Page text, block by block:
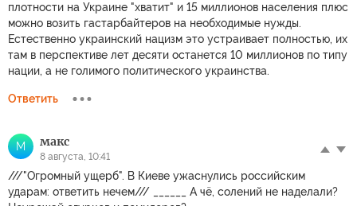
плотности на Украине "хватит" и 15 миллионов населения плюс
можно возить гастарбайтеров на необходимые нужды.
Естественно украинский нацизм это устраивает полностью, их
там в перспективе лет десяти останется 10 миллионов по типу
нации, а не голимого политического украинства.
Ответить
М макс
8 августа, 10:41
///"Огромный ущерб". В Киеве ужаснулись российским
ударам: ответить нечем/// ______ А чё, солений не наделали?